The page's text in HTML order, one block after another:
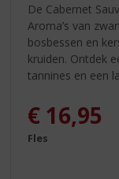
De Cabernet
Aroma’s van
bosbessen en
kruiden. Ontdek
tannines en een
€ 16,95
Fles